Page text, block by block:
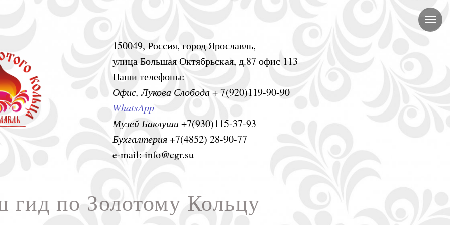
гид по Золотому Кольцу
150049, Россия, город Ярославль,
улица Большая Октябрьская, д.87 офис 113
Наши телефоны:
Офис, Лукова Слобода+ 7(920)119-90-90
WhatsApp
Музей Баклуши+7(930)115-37-93
Бухгалтерия+7(4852) 28-90-77
e-mail: info@cgr.su